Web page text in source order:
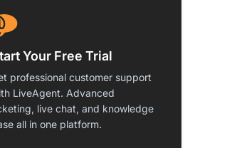
Your Free Trial
professional customer support
LiveAgent. Advanced
live chat, and knowledge
all in one platform.